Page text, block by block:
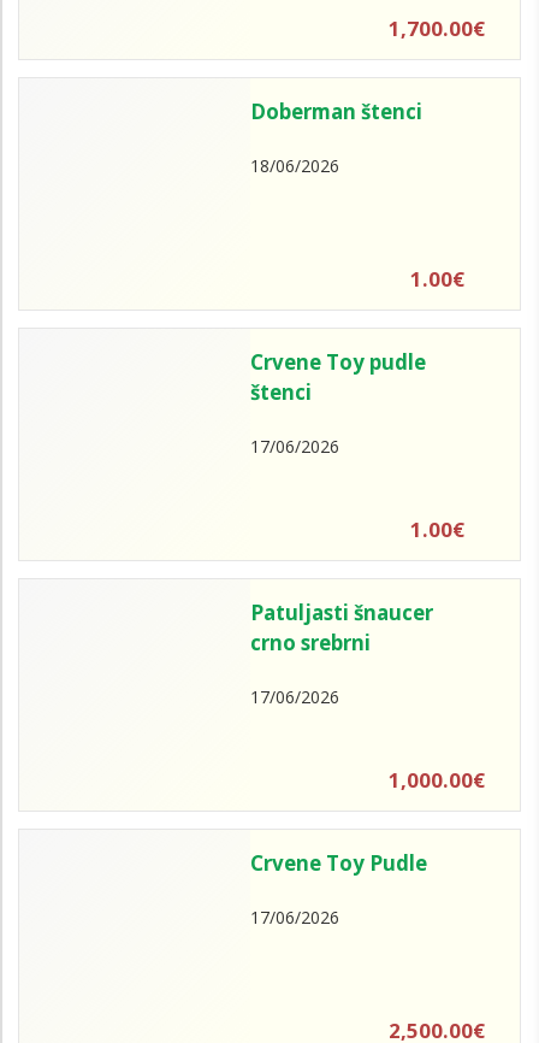
1,700.00€
Doberman štenci
18/06/2026
1.00€
Crvene Toy pudle
štenci
17/06/2026
1.00€
Patuljasti šnaucer
crno srebrni
17/06/2026
1,000.00€
Crvene Toy Pudle
17/06/2026
2,500.00€